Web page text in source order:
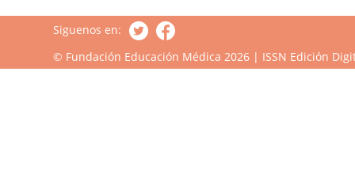
Siguenos en:
© Fundación Educación Médica 2026 | ISSN Edición